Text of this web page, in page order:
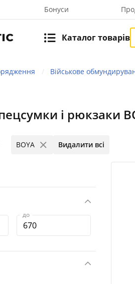
Бонуси
Каталог товарів
Військове
і рюкзаки
Видалити всі
BOYA
до